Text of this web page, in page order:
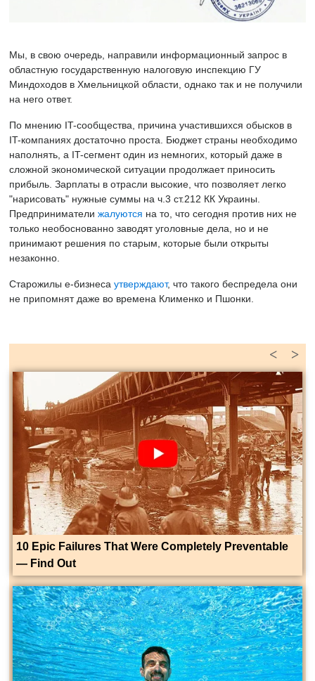
Мы, в свою очередь, направили информационный запрос в
областную государственную налоговую инспекцию ГУ
Миндоходов в Хмельницкой области, однако так и не получили
на него ответ.
По мнению IT-сообщества, причина участившихся обысков в
IT-компаниях достаточно проста. Бюджет страны необходимо
наполнять, а IT-сегмент один из немногих, который даже в
сложной экономической ситуации продолжает приносить
прибыль. Зарплаты в отрасли высокие, что позволяет легко
"нарисовать" нужные суммы на ч.3 ст.212 КК Украины.
Предприниматели жалуются на то, что сегодня против них не
только необоснованно заводят уголовные дела, но и не
принимают решения по старым, которые были открыты
незаконно.
Старожилы е-бизнеса утверждают, что такого беспредела они
не припомнят даже во времена Клименко и Пшонки.
>
<
10 Epic Failures That Were Completely Preventable
— Find Out